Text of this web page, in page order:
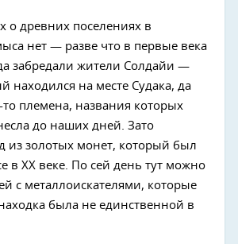
о древних поселениях в
нет — разве что в первые века
забредали жители Солдайи —
находился на месте Судака, да
то племена, названия которых
до наших дней. Зато
из золотых монет, который был
в ХХ веке. По сей день тут можно
с металлоискателями, которые
была не единственной в